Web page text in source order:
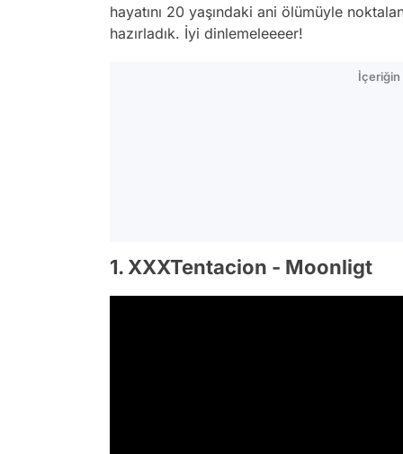
hayatını 20 yaşındaki ani ölümüyle
hazırladık. İyi dinlemeleeeer!
İçeriğin
1. XXXTentacion - Moonligt